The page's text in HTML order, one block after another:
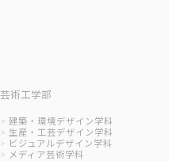
芸術工学部
建築・環境デザイン学科
生産・工芸デザイン学科
ビジュアルデザイン学科
メディア芸術学科